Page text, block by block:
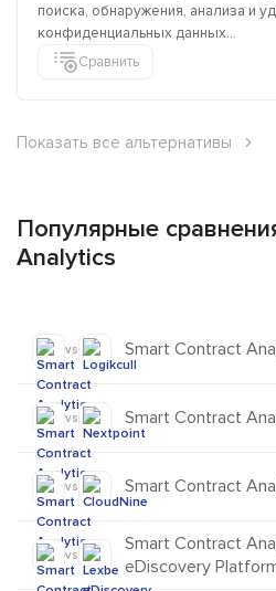
поиска, обнаружения, анализа и
конфиденциальных данных...
Сравнить
Показать все альтернативы
Популярные
Analytics
vs Smart Contract
vs Smart Contract
vs Smart Contract
vs
Smart Contract
eDiscovery